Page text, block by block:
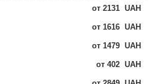
от 2131 UAH
от 1616 UAH
от 1479 UAH
от 402 UAH